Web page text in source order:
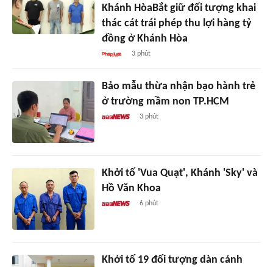
Khánh HòaBắt giữ đối tượng khai
thác cát trái phép thu lợi hàng tỷ
đồng ở Khánh Hòa
3 phút
Bảo mẫu thừa nhận bạo hành trẻ
ở trường mầm non TP.HCM
3 phút
Khởi tố 'Vua Quạt', Khánh 'Sky' và
Hồ Văn Khoa
6 phút
Khởi tố 19 đối tượng dàn cảnh